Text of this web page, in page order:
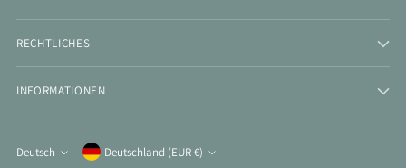
RECHTLICHES
INFORMATIONEN
Sprache
Deutsch Währung Deutschland (EUR €)